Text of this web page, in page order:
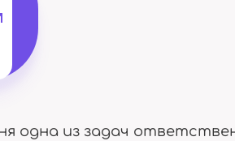
вместеЧто о нас говорят
одна из задач